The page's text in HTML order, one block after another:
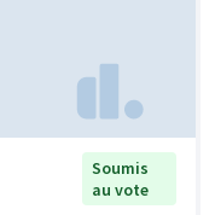
Soumis
au vote